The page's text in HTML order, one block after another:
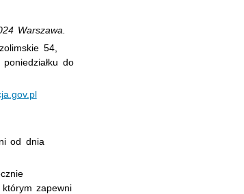
Warszawa.
54,
do
od dnia
zapewni